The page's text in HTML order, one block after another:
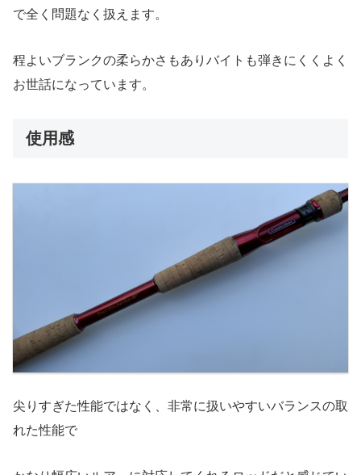
で全く問題なく扱えます。
程よいブランクの柔らかさもありバイトも弾きにくくよく
お世話になっています。
使用感
尖りすぎた性能ではなく、非常に扱いやすいバランスの取
れた性能で